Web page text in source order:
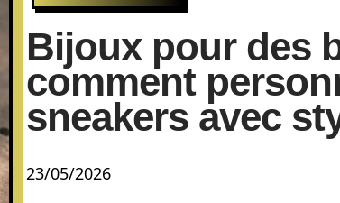
Bijoux pour des
comment
sneakers avec
23/05/2026